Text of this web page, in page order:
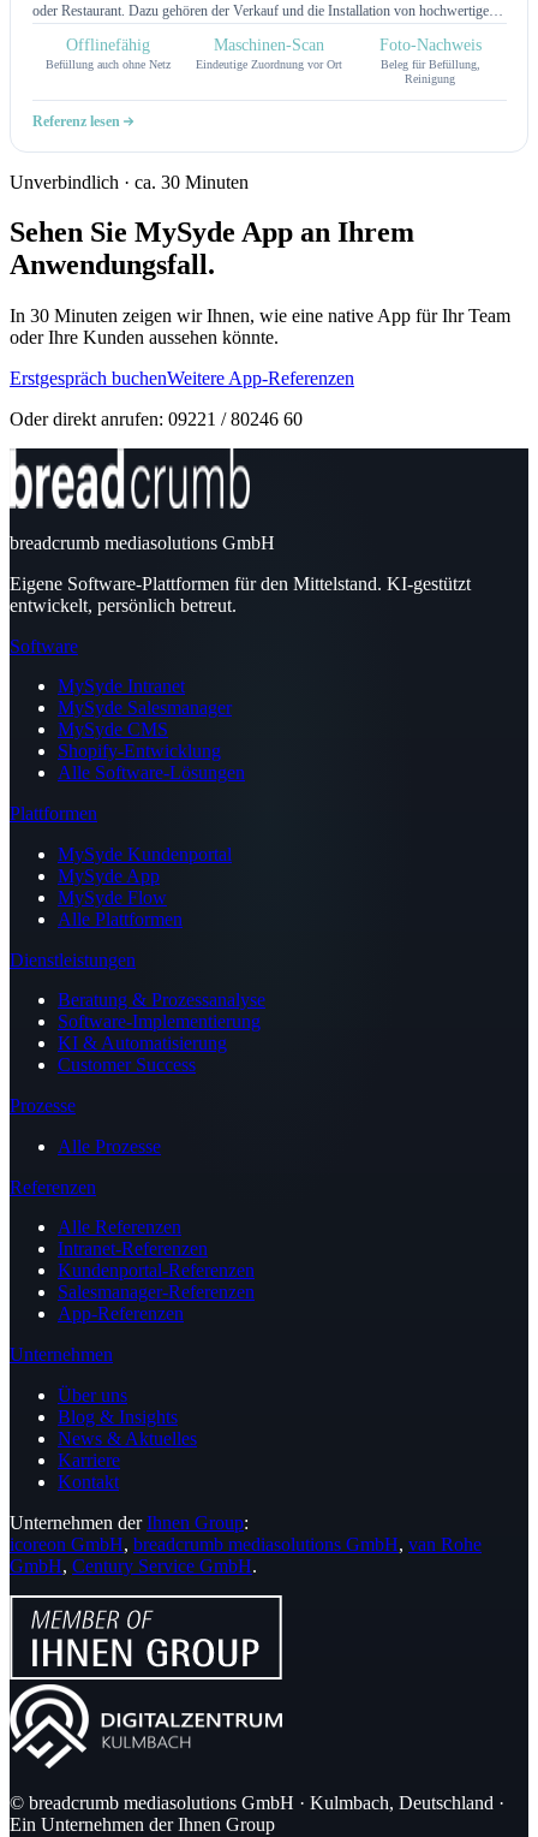
oder Restaurant. Dazu gehören der Verkauf und die Installation von hochwertigen
bis zum Service rund um die Technik. Die Premo Group GmbH sorgt dafür, dass
Kaffeemaschinen und Wasserspender ihrer Kunden stets sauber gereinigt und mit
leckerem Kaffee befüllt sind. Um diesen Prozess effizient, fehlerfrei und lückenlos
zu gestalten, haben wir eine offlinefähige Befüller-App entwickelt.
Offlinefähig
Befüllung auch ohne Netz
Maschinen-Scan
Eindeutige Zuordnung vor Ort
Foto-Nachweis
Beleg für Befüllung,
Reinigung
Referenz lesen
Unverbindlich · ca. 30 Minuten
Sehen Sie MySyde App an Ihrem
Anwendungsfall.
In 30 Minuten zeigen wir Ihnen, wie eine native App für Ihr Team
oder Ihre Kunden aussehen könnte.
Erstgespräch buchenWeitere App-Referenzen
Oder direkt anrufen: 09221 / 80246 60
breadcrumb mediasolutions GmbH
Eigene Software-Plattformen für den Mittelstand. KI-gestützt
entwickelt, persönlich betreut.
Software
MySyde Intranet
MySyde Salesmanager
MySyde CMS
Shopify-Entwicklung
Alle Software-Lösungen
Plattformen
MySyde Kundenportal
MySyde App
MySyde Flow
Alle Plattformen
Dienstleistungen
Beratung & Prozessanalyse
Software-Implementierung
KI & Automatisierung
Customer Success
Prozesse
Alle Prozesse
Referenzen
Alle Referenzen
Intranet-Referenzen
Kundenportal-Referenzen
Salesmanager-Referenzen
App-Referenzen
Unternehmen
Über uns
Blog & Insights
News & Aktuelles
Karriere
Kontakt
Unternehmen derIhnen Group:
icoreon GmbH, breadcrumb mediasolutions GmbH, van Rohe
GmbH, Century Service GmbH.
© breadcrumb mediasolutions GmbH · Kulmbach, Deutschland ·
Ein Unternehmen der Ihnen Group